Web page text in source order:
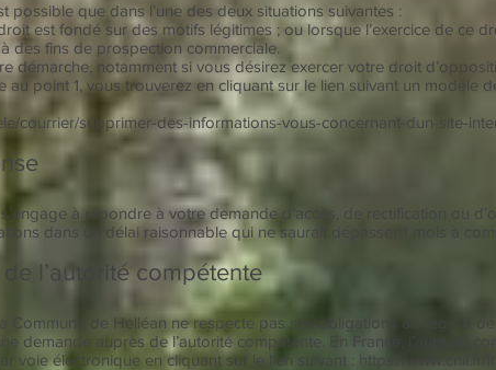
possible que dans l’une des deux situations suivantes :
est fondé sur des motifs légitimes ; ou lorsque l’exercice de ce
des fins de prospection commerciale.
démarche, notamment si vous désirez exercer votre droit
au point 1, vous trouverez en cliquant sur le lien suivant un modèle
courrier/supprimer-des-informations-vous-concernant-dun-site-
à répondre à votre demande d’accès, de rectification ou
dans un délai raisonnable qui ne saurait dépasser 1 mois à
l’autorité compétente
Commune de Helléan ne respecte pas ses obligations au regard
demande auprès de l’autorité compétente. En France, l’autorité
voie électronique en cliquant sur le lien suivant : https://www.cnil.fr/